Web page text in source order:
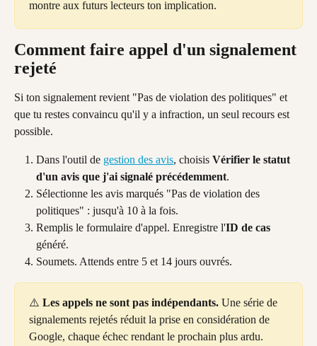
montre aux futurs lecteurs ton implication.
Comment faire appel d'un signalement
rejeté
Si ton signalement revient "Pas de violation des politiques" et
que tu restes convaincu qu'il y a infraction, un seul recours est
possible.
Dans l'outil de gestion des avis, choisis Vérifier le statut
d'un avis que j'ai signalé précédemment.
Sélectionne les avis marqués "Pas de violation des
politiques" : jusqu'à 10 à la fois.
Remplis le formulaire d'appel. Enregistre l'ID de cas
généré.
Soumets. Attends entre 5 et 14 jours ouvrés.
⚠️ Les appels ne sont pas indépendants. Une série de
signalements rejetés réduit la prise en considération de
Google, chaque échec rendant le prochain plus ardu.